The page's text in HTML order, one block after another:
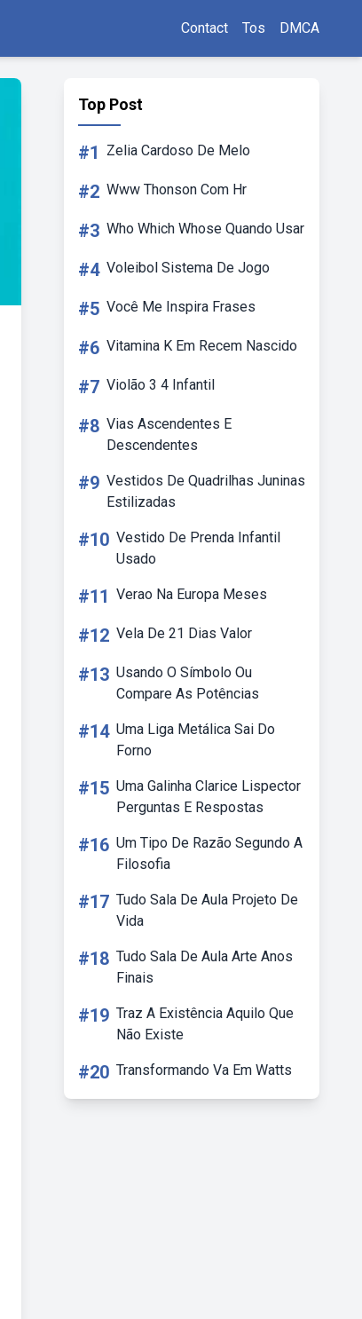
Contact Tos DMCA
Top Post
#1 Zelia Cardoso De Melo
#2 Www Thonson Com Hr
#3 Who Which Whose Quando Usar
#4 Voleibol Sistema De Jogo
#5 Você Me Inspira Frases
#6 Vitamina K Em Recem Nascido
#7 Violão 3 4 Infantil
#8 Vias Ascendentes E
Descendentes
#9 Vestidos De Quadrilhas Juninas
Estilizadas
#10 Vestido De Prenda Infantil
Usado
#11 Verao Na Europa Meses
#12 Vela De 21 Dias Valor
#13 Usando O Símbolo Ou
Compare As Potências
#14 Uma Liga Metálica Sai Do
Forno
#15 Uma Galinha Clarice Lispector
Perguntas E Respostas
#16 Um Tipo De Razão Segundo A
Filosofia
#17 Tudo Sala De Aula Projeto De
Vida
#18 Tudo Sala De Aula Arte Anos
Finais
#19 Traz A Existência Aquilo Que
Não Existe
#20 Transformando Va Em Watts